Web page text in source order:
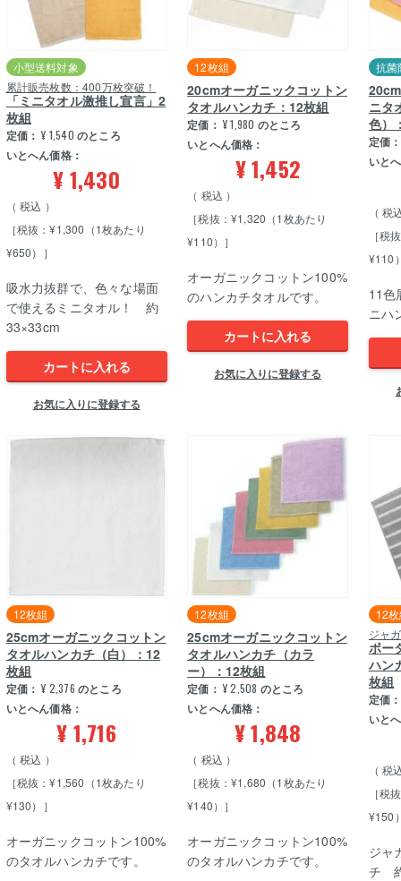
小型送料対象
累計販売枚数：400万枚突破！
「ミニタオル激推し宣言」2
枚組
定価： ¥ 1,540 のところ
いとへん価格：
¥1,430
税込
［税抜：¥1,300（1枚あたり
¥650）］
吸水力抜群で、色々な場面
で使えるミニタオル！ 約
33×33cm
カートに入れる
お気に入りに登録する
12枚組
20cmオーガニックコットン
タオルハンカチ：12枚組
定価： ¥ 1,980 のところ
いとへん価格：
¥1,452
税込
［税抜：¥1,320（1枚あたり
¥110）］
オーガニックコットン100%
のハンカチタオルです。
カートに入れる
お気に入りに登録する
抗菌
ニタ
色）
定価：
いと
税
［税
¥110
11色
ニハ
12枚組
25cmオーガニックコットン
タオルハンカチ（白）：12
枚組
定価： ¥ 2,376 のところ
いとへん価格：
¥1,716
税込
［税抜：¥1,560（1枚あたり
¥130）］
オーガニックコットン100%
のタオルハンカチです。
12枚組
25cmオーガニックコットン
タオルハンカチ（カラ
ー）：12枚組
定価： ¥ 2,508 のところ
いとへん価格：
¥1,848
税込
［税抜：¥1,680（1枚あたり
¥140）］
オーガニックコットン100%
のタオルハンカチです。
12
ジャ
ボー
ハン
枚組
定価：
いと
税
［税
¥150
ジャ
チ